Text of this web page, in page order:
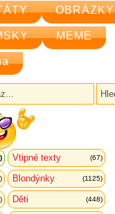
OBRÁZKY
MEME
Vtipné texty (67)
Blondýnky (1125)
Děti (448)